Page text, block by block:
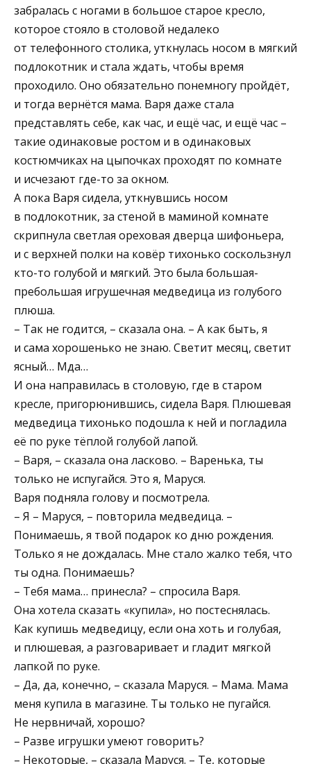
забралась с ногами в большое старое кресло,
которое стояло в столовой недалеко
от телефонного столика, уткнулась носом в мягкий
подлокотник и стала ждать, чтобы время
проходило. Оно обязательно понемногу пройдёт,
и тогда вернётся мама. Варя даже стала
представлять себе, как час, и ещё час, и ещё час –
такие одинаковые ростом и в одинаковых
костюмчиках на цыпочках проходят по комнате
и исчезают где-то за окном.
А пока Варя сидела, уткнувшись носом
в подлокотник, за стеной в маминой комнате
скрипнула светлая ореховая дверца шифоньера,
и с верхней полки на ковёр тихонько соскользнул
кто-то голубой и мягкий. Это была большая-
пребольшая игрушечная медведица из голубого
плюша.
– Так не годится, – сказала она. – А как быть, я
и сама хорошенько не знаю. Светит месяц, светит
ясный… Мда…
И она направилась в столовую, где в старом
кресле, пригорюнившись, сидела Варя. Плюшевая
медведица тихонько подошла к ней и погладила
её по руке тёплой голубой лапой.
– Варя, – сказала она ласково. – Варенька, ты
только не испугайся. Это я, Маруся.
Варя подняла голову и посмотрела.
– Я – Маруся, – повторила медведица. –
Понимаешь, я твой подарок ко дню рождения.
Только я не дождалась. Мне стало жалко тебя, что
ты одна. Понимаешь?
– Тебя мама… принесла? – спросила Варя.
Она хотела сказать «купила», но постеснялась.
Как купишь медведицу, если она хоть и голубая,
и плюшевая, а разговаривает и гладит мягкой
лапкой по руке.
– Да, да, конечно, – сказала Маруся. – Мама. Мама
меня купила в магазине. Ты только не пугайся.
Не нервничай, хорошо?
– Разве игрушки умеют говорить?
– Некоторые, – сказала Маруся. – Те, которые